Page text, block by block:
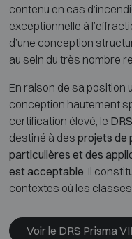
contenu en cas
exceptionnelle à
d’une conception
au sein du très nombre
En raison de sa position
conception hautement
certification élevé, le
destiné à des projets de
particulières et des
est acceptable . Il
contextes où les
Voir le DRS Prisma